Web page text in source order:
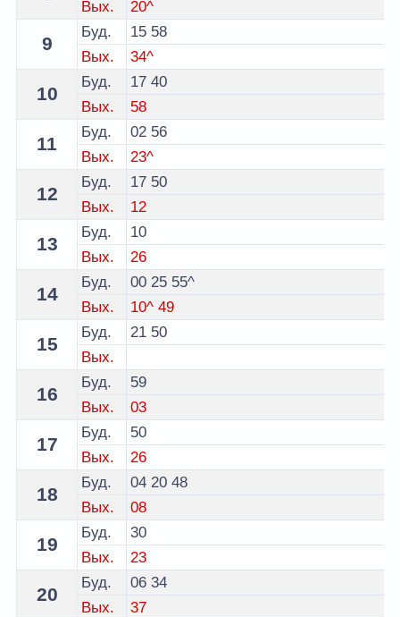
Вых.
20^
9
Буд. 15 58
Вых.
34^
10
Буд. 17 40
Вых.
58
11
Буд. 02 56
Вых.
23^
12
Буд. 17 50
Вых.
12
13
Буд.
10
Вых.
26
14
Буд. 00 25 55^
Вых.
10^ 49
15
Буд. 21 50
Вых.
16
Буд.
59
Вых.
03
17
Буд.
50
Вых.
26
18
Буд. 04 20 48
Вых.
08
19
Буд.
30
Вых.
23
20
Буд. 06 34
Вых.
37